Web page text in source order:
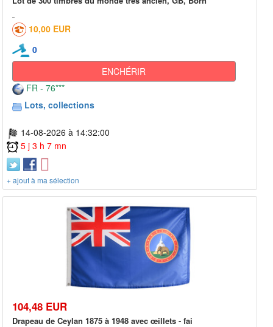
10,00 EUR
0
ENCHÉRIR
FR - 76***
Lots, collections
14-08-2026 à 14:32:00
5 j 3 h 7 mn
+ ajout à ma sélection
104,48 EUR
Drapeau de Ceylan 1875 à 1948 avec œillets - fai